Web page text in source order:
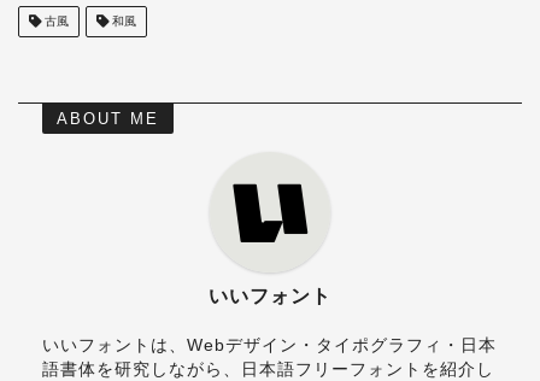
古風 和風
ABOUT ME
いいフォント
いいフォントは、Webデザイン・タイポグラフィ・日本
語書体を研究しながら、日本語フリーフォントを紹介し